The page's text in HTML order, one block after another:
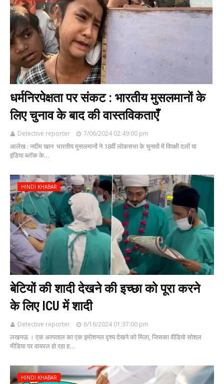
धर्मनिरपेक्षता पर संकट : भारतीय मुसलमानों के
लिए चुनाव के बाद की वास्तविकताएँ
Detective reporter 7/06/2024 02:49:00 pm
आलेख : नदीम खान भारतीय मुसलमानों ने 18वीं लोकसभा के चुनावों में विपक्षी दलों या
इंडिया ब्लॉक के…
HINDI KHABAR
बेटियों की शादी देखने की इच्छा को पूरा करने
के लिए ICU में शादी
Detective reporter 6/16/2024 01:37:00 pm
लखनऊ । एक अस्पताल का एक इमोशनल दृश्य देखने को मिला, जिसका वीडियो सोशल
मीडिया पर वायरल हो रहा ह…
HINDI KHABAR